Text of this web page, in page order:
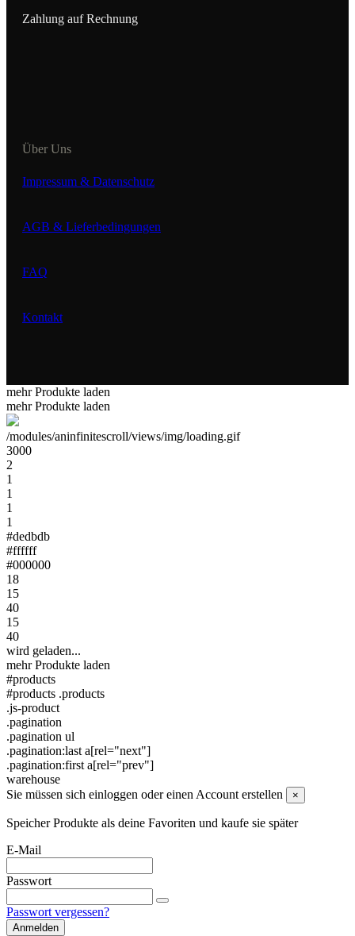
Zahlung auf Rechnung
Über Uns
Impressum & Datenschutz
AGB & Lieferbedingungen
FAQ
Kontakt
mehr Produkte laden
mehr Produkte laden
/modules/aninfinitescroll/views/img/loading.gif
3000
2
1
1
1
1
#dedbdb
#ffffff
#000000
18
15
40
15
40
wird geladen...
mehr Produkte laden
#products
#products .products
.js-product
.pagination
.pagination ul
.pagination:last a[rel="next"]
.pagination:first a[rel="prev"]
warehouse
Sie müssen sich einloggen oder einen Account erstellen
×
Speicher Produkte als deine Favoriten und kaufe sie später
E-Mail
Passwort
Passwort vergessen?
Anmelden